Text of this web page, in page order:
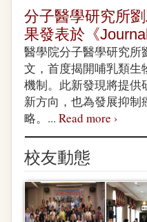
分子醫學研究所
果發表於《
醫學院分子醫學研究所
文，首度揭開哺乳類生
機制。此新發現將提供
新方向，也為發展抑制
略。... Read more ›
校友動態